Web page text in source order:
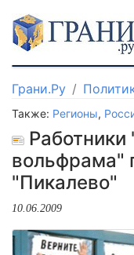
Грани.Ру
Также: Регионы,
Работники
вольфрама"
"Пикалево"
10.06.2009